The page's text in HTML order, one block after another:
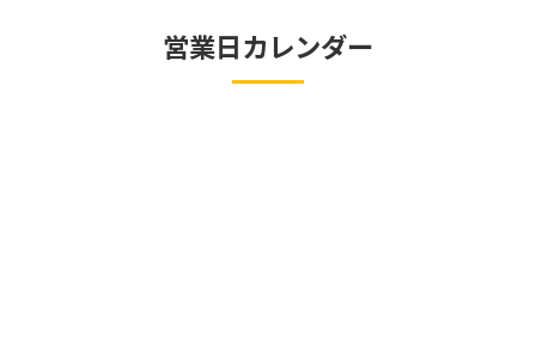
営業日カレンダー